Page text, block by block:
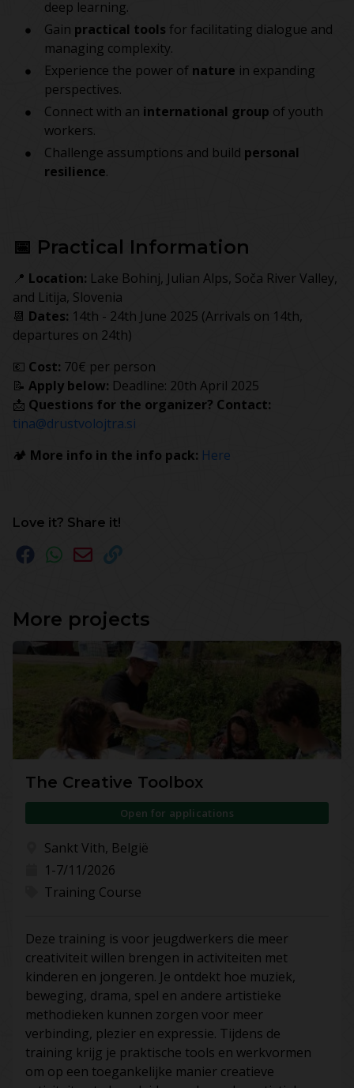
deep learning.
Gain practical tools for facilitating dialogue and
managing complexity.
Experience the power of nature in expanding
perspectives.
Connect with an international group of youth
workers.
Challenge assumptions and build personal
resilience.
📅 Practical Information
📍 Location: Lake Bohinj, Julian Alps, Soča River Valley,
and Litija, Slovenia
📆 Dates: 14th - 24th June 2025 (Arrivals on 14th,
departures on 24th)
💶 Cost: 70€ per person
📝 Apply below: Deadline: 20th April 2025
📩 Questions for the organizer? Contact:
tina@drustvolojtra.si
🏕️ More info in the info pack: Here
Love it? Share it!
More projects
The Creative Toolbox
Open for applications
Sankt Vith, België
1-7/11/2026
Training Course
Deze training is voor jeugdwerkers die meer
creativiteit willen brengen in activiteiten met
kinderen en jongeren. Je ontdekt hoe muziek,
beweging, drama, spel en andere artistieke
methodieken kunnen zorgen voor meer
verbinding, plezier en expressie. Tijdens de
training krijg je praktische tools en werkvormen
om op een toegankelijke manier creatieve